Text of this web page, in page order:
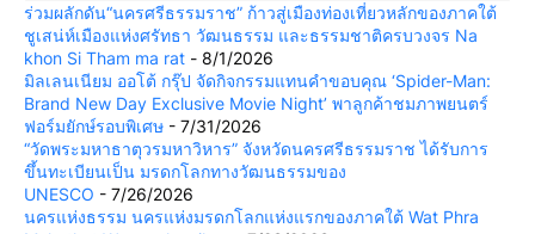
ร่วมผลักดัน“นครศรีธรรมราช” ก้าวสู่เมืองท่องเที่ยวหลักของภาคใต้
ชูเสน่ห์เมืองแห่งศรัทธา วัฒนธรรม และธรรมชาติครบวงจร Na
khon Si Tham ma rat - 8/1/2026
มิลเลนเนียม ออโต้ กรุ๊ป จัดกิจกรรมแทนคำขอบคุณ ‘Spider-Man:
Brand New Day Exclusive Movie Night’ พาลูกค้าชมภาพยนตร์
ฟอร์มยักษ์รอบพิเศษ - 7/31/2026
“วัดพระมหาธาตุวรมหาวิหาร” จังหวัดนครศรีธรรมราช ได้รับการ
ขึ้นทะเบียนเป็น มรดกโลกทางวัฒนธรรมของ
UNESCO - 7/26/2026
นครแห่งธรรม นครแห่งมรดกโลกแห่งแรกของภาคใต้ Wat Phra